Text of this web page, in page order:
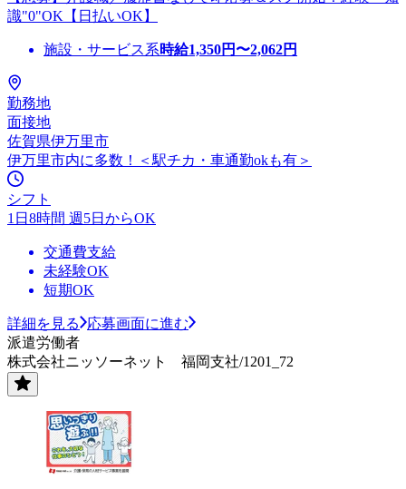
識"0"OK【日払いOK】
施設・サービス系時給1,350円〜2,062円
勤務地
面接地
佐賀県伊万里市
伊万里市内に多数！＜駅チカ・車通勤okも有＞
シフト
1日8時間 週5日からOK
交通費支給
未経験OK
短期OK
詳細を見る
応募画面に進む
派遣労働者
株式会社ニッソーネット 福岡支社/1201_72